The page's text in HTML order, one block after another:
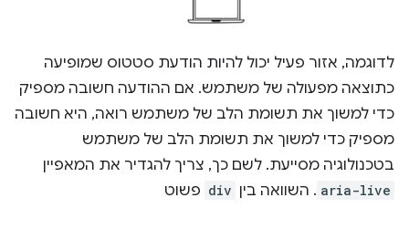
לדוגמה, אזור פעיל יכול להיות הודעת סטטוס שמופיעה
כתוצאה מפעולה של משתמש. אם ההודעה חשובה מספיק
כדי למשוך את תשומת הלב של משתמש רואה, היא חשובה
מספיק כדי למשוך את תשומת הלב של משתמש
בטכנולוגיה מסייעת. לשם כך, צריך להגדיר את המאפיין
aria-live . השוואה בין div פשוט